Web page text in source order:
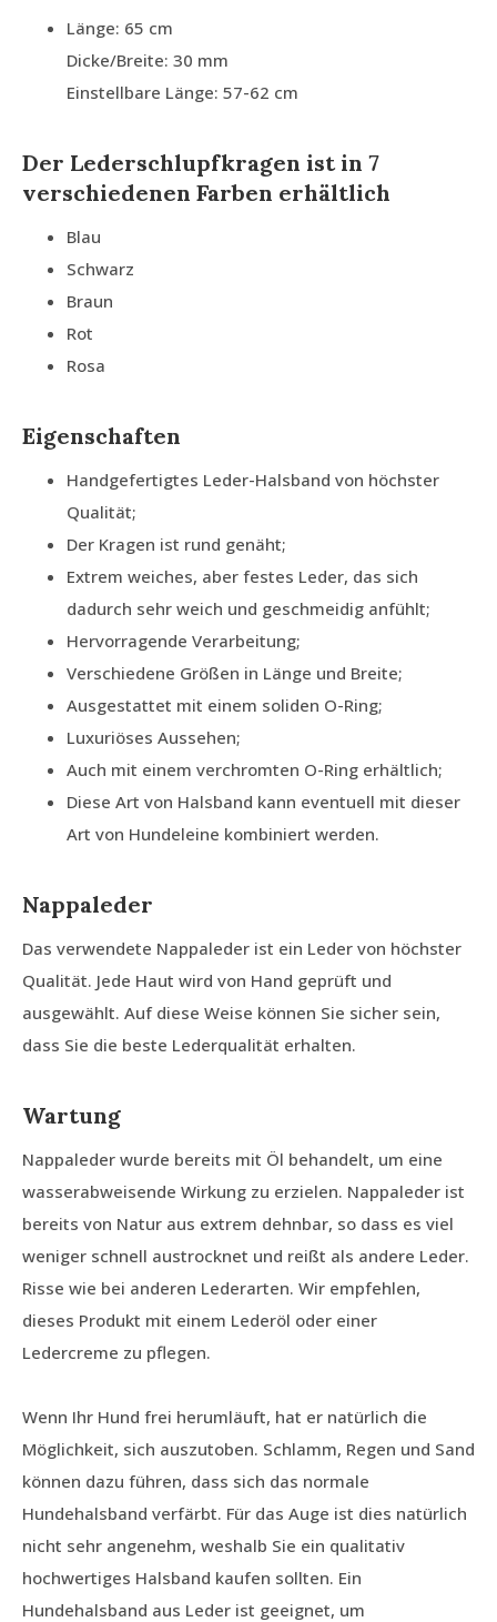
Länge: 65 cm
Dicke/Breite: 30 mm
Einstellbare Länge: 57-62 cm
Der Lederschlupfkragen ist in 7
verschiedenen Farben erhältlich
Blau
Schwarz
Braun
Rot
Rosa
Eigenschaften
Handgefertigtes Leder-Halsband von höchster
Qualität;
Der Kragen ist rund genäht;
Extrem weiches, aber festes Leder, das sich
dadurch sehr weich und geschmeidig anfühlt;
Hervorragende Verarbeitung;
Verschiedene Größen in Länge und Breite;
Ausgestattet mit einem soliden O-Ring;
Luxuriöses Aussehen;
Auch mit einem verchromten O-Ring erhältlich;
Diese Art von Halsband kann eventuell mit dieser
Art von Hundeleine kombiniert werden.
Nappaleder
Das verwendete Nappaleder ist ein Leder von höchster
Qualität. Jede Haut wird von Hand geprüft und
ausgewählt. Auf diese Weise können Sie sicher sein,
dass Sie die beste Lederqualität erhalten.
Wartung
Nappaleder wurde bereits mit Öl behandelt, um eine
wasserabweisende Wirkung zu erzielen. Nappaleder ist
bereits von Natur aus extrem dehnbar, so dass es viel
weniger schnell austrocknet und reißt als andere Leder.
Risse wie bei anderen Lederarten. Wir empfehlen,
dieses Produkt mit einem Lederöl oder einer
Ledercreme zu pflegen.
Wenn Ihr Hund frei herumläuft, hat er natürlich die
Möglichkeit, sich auszutoben. Schlamm, Regen und Sand
können dazu führen, dass sich das normale
Hundehalsband verfärbt. Für das Auge ist dies natürlich
nicht sehr angenehm, weshalb Sie ein qualitativ
hochwertiges Halsband kaufen sollten. Ein
Hundehalsband aus Leder ist geeignet, um